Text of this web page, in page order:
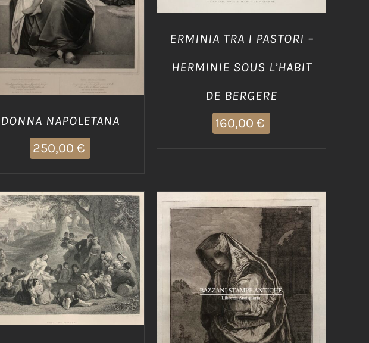
DONNA NAPOLETANA
250,00 €
ERMINIA TRA I PASTORI –
HERMINIE SOUS L’HABIT
DE BERGERE
160,00 €
AGGIUNGI AL CARRELLO
/
DETTAGLI
AGGIUNGI AL CARRELLO
/
DETTAGLI